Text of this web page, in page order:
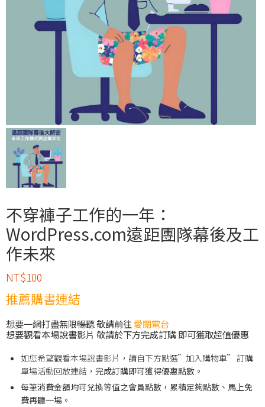
不穿褲子工作的一年：
WordPress.com遠距團隊幕後及工
作未來
NT$100
推薦購書連結
想要一網打盡無限暢聽 敬請前往 愛閱電台
想要觀看本場說書影片 敬請於下方完成訂購 即可獲取超值優惠
如您希望觀看本場說書影片，請自下方點選”加入購物車” 訂購
單場活動回放連結， 完成訂購即可獲得優惠點數。
每筆消費金額均可兌換等值之會員點數，累積足夠點數、馬上免
費再聽一場。